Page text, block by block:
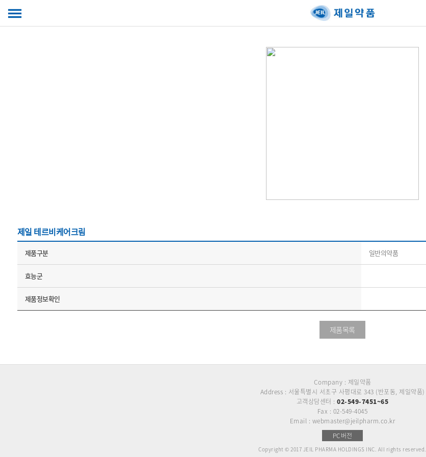
제일 테르비케어크림
제품구분 일반의약품
효능군
제품정보확인
제품목록
Company : 제일약품
Address : 서울특별시 서초구 사평대로 343 (반포동, 제일약품)
고객상담센터 :02-549-7451~65
Fax : 02-549-4045
Email : webmaster@jeilpharm.co.kr
PC버전
Copyright © 2017 JEIL PHARMA HOLDINGS INC. All rights reserved.